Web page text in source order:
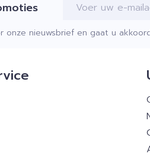
onze nieuwsbrief en gaat u